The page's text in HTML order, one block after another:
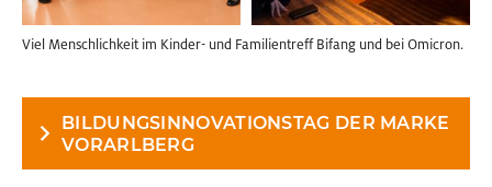
Viel Menschlichkeit im Kinder- und Familientreff Bifang und bei Omicron.
BILDUNGSINNOVATIONSTAG DER MARKE
VORARLBERG